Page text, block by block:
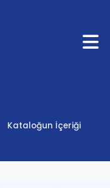
Kataloğun İçeriği